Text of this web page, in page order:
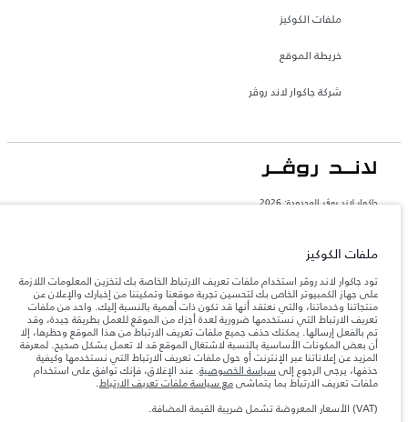
ملفات الكوكيز
خريطة الموقع
شركة جاكوار لاند روڤر
جاكوار لاند روڨر المحدودة: 2026
تعكس الأوزان المذكورة مواصفات السيارة القياسية. سوف تؤثر الإكسسوارات وغيرها من
العناصر المثبتة بعد نقطة التصنيع في الحمولة. تأكد من عدم تجاوز الوزن الإجمالي للسيارة
والحمولة.
المعلومات والمواصفات والأسعار والألوان المذكورة على هذا الموقع قد تختلف من بلد إلى
آخر، كما أنّها قد تتغير بدون إشعار مسبق. الرجاء التواصل مع وكيلنا المحلي للتأكد من توفّرها
والتحقق من الأسعار.
ملاحظة مهمة حول الصور والمواصفات. إن النقص العالمي في أشباه الموصلات يؤثر حاليًا
في مواصفات تصميم السيارات وتوفر الخيارات وتوقيتات التصاميم. هذا ظرف ديناميكي
للغاية، ونتيجة لذلك، قد لا تمثّل الصور المستخدَمة ضمن موقع الويب حاليًا المواصفات الحالية
بالكامل بالنسبة إلى الميزات والخيارات والحلية ومجموعات الألوان. يرجى استشارة وكيلك الذي
سيتمكّن من تأكيد أي تقييدات حالية معك للسماح لك باتخاذ قرار مدروس
ملفات الكوكيز
تود جاكوار لاند روڤر استخدام ملفات تعريف الارتباط الخاصة بك لتخزين المعلومات اللازمة
على جهاز الكمبيوتر الخاص بك لتحسين تجربة موقعنا وتمكيننا من إخبارك والإعلان عن
منتجاتنا وخدماتنا، والتي نعتقد أنها قد تكون ذات أهمية بالنسبة إليك. واحد من ملفات
تعريف الارتباط التي نستخدمها ضرورية لعدة أجزاء من الموقع للعمل بطريقة جيدة، وقد
تم بالفعل إرسالها. يمكنك حذف جميع ملفات تعريف الارتباط من هذا الموقع وحظرها، إلا
أن بعض المكونات الأساسية بالنسبة لاشتغال الموقع قد لا تعمل بشكل صحيح. لمعرفة
المزيد عن إعلاناتنا عبر الإنترنت أو حول ملفات تعريف الارتباط التي نستخدمها وكيفية
حذفها، يرجى الرجوع إلى سياسة الخصوصية. عند الإغلاق، فإنك توافق على استخدام
ملفات تعريف الارتباط بما يتماشىمع سياسة ملفات تعريف الارتباط.
(VAT) الأسعار المعروضة تشمل ضريبة القيمة المضافة.